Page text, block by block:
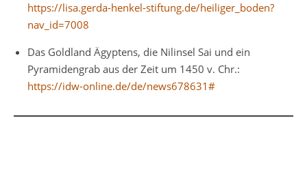
https://lisa.gerda-henkel-stiftung.de/heiliger_boden?
nav_id=7008
Das Goldland Ägyptens, die Nilinsel Sai und ein
Pyramidengrab aus der Zeit um 1450 v. Chr.:
https://idw-online.de/de/news678631#